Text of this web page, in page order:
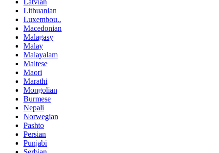
Latvian
Lithuanian
Luxembou..
Macedonian
Malagasy
Malay
Malayalam
Maltese
Maori
Marathi
Mongolian
Burmese
Nepali
Norwegian
Pashto
Persian
Punjabi